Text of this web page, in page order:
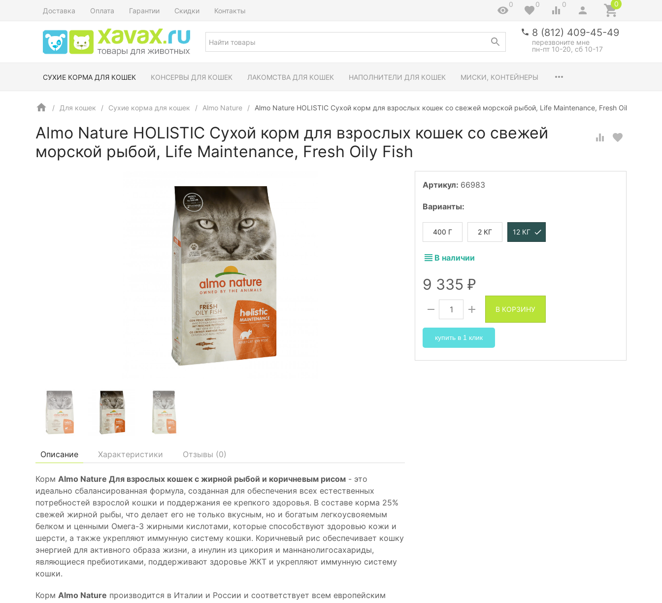
Доставка Оплата Гарантии Скидки Контакты
0 0 0 0
8 (812) 409-45-49
перезвоните мне
пн-пт 10-20, сб 10-17
СУХИЕ КОРМА ДЛЯ КОШЕК КОНСЕРВЫ ДЛЯ КОШЕК ЛАКОМСТВА ДЛЯ КОШЕК НАПОЛНИТЕЛИ ДЛЯ КОШЕК МИСКИ, КОНТЕЙНЕРЫ
Для кошек Сухие корма для кошек Almo Nature Almo Nature HOLISTIC Сухой корм для взрослых кошек со свежей морской рыбой, Life Maintenance, Fresh Oily Fish
Almo Nature HOLISTIC Сухой корм для взрослых кошек со свежей
морской рыбой, Life Maintenance, Fresh Oily Fish
Артикул: 66983
Варианты:
400 Г 2 КГ 12 КГ
В наличии
9 335 ₽
В КОРЗИНУ
купить в 1 клик
Описание Характеристики Отзывы (0)
Корм Almo Nature Для взрослых кошек с жирной рыбой и коричневым рисом - это
идеально сбалансированная формула, созданная для обеспечения всех естественных
потребностей взрослой кошки и поддержания ее крепкого здоровья. В составе корма 25%
свежей жирной рыбы, что делает его не только вкусным, но и богатым легкоусвояемым
белком и ценными Омега-3 жирными кислотами, которые способствуют здоровью кожи и
шерсти, а также укрепляют иммунную систему кошки. Коричневый рис обеспечивает кошку
энергией для активного образа жизни, а инулин из цикория и маннанолигосахариды,
являющиеся пребиотиками, поддерживают здоровье ЖКТ и укрепляют иммунную систему
кошки.
Корм Almo Nature производится в Италии и России и соответствует всем европейским